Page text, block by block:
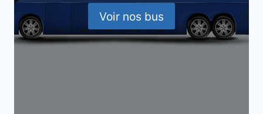
Voir nos bus